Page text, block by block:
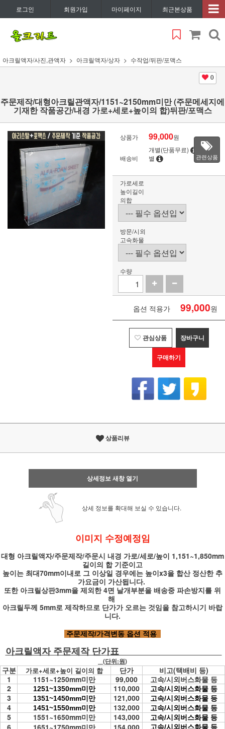
로그인 회원가입 마이페이지 최근본상품
아크릴액자/사진,관액자 아크릴액자/상자 수작업/뒤판/포맥스
0
주문제작/대형아크릴관액자/1151~2150mm미만 (주문메세지에
기재한 작품공간/내경 가로+세로+높이의 합)뒤판/포맥스
상품가 99,000원
배송비
개별(단품무료)
지역
별
관련상품
가로세로
높이길이
의합
방문/시외
고속화물
수량
옵션 적용가 99,000원
관심상품 장바구니
구매하기
상품리뷰
상세정보 새창 열기
상세 정보를 확대해 보실 수 있습니다.
이미지 수정예정임
대형 아크릴액자/주문제작/주문시 내경 가로/세로/높이 1,151~1,850mm
길이의 합 기준이고
높이는 최대70mm이내로 그 이상일 경우에는 높이x3을 합산 정산한 추
가요금이 가산됩니다.
또한 아크릴상판3mm을 제외한 4면 날개부분을 배송중 파손방지를 위
해
아크릴두께 5mm로 제작하므로 단가가 오르는 것임을 참고하시기 바랍
니다.
주문제작/가격변동 옵션 적용
아크릴액자 주문제작 단가표
(단위:원)
구분 가로+세로+높이 길이의 합 단가
비고(택배비 등)
1
1151~1250mm미만 99,000
고속/시외버스화물 등
2
1251~1350mm미만 110,000 고속/시외버스화물 등
3 1351~1450mm미만 121,000 고속/시외버스화물 등
4 1451~1550mm미만 132,000 고속/시외버스화물 등
5 1551~1650mm미만 143,000 고속/시외버스화물 등
6
1651~1750mm미만
154,000
고속/시외버스화물 등